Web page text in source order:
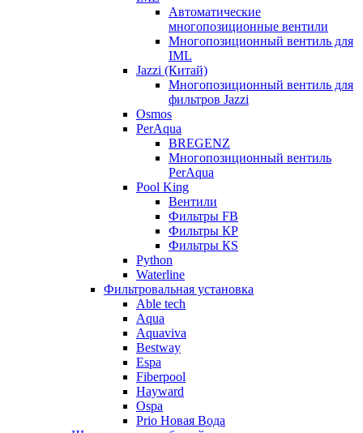
Автоматические
многопозиционные вентили
Многопозиционный вентиль для
IML
Jazzi (Китай)
Многопозиционный вентиль для
фильтров Jazzi
Osmos
PerAqua
BREGENZ
Многопозиционный вентиль
PerAqua
Pool King
Вентили
Фильтры FB
Фильтры КP
Фильтры КS
Python
Waterline
Фильтровальная установка
Able tech
Aqua
Aquaviva
Bestway
Espa
Fiberpool
Hayward
Ospa
Prio Новая Вода